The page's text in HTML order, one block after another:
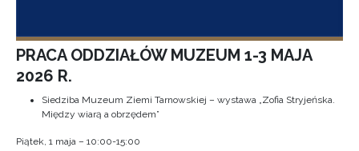
PRACA ODDZIAŁÓW MUZEUM 1-3 MAJA
2026 R.
Siedziba Muzeum Ziemi Tarnowskiej – wystawa „Zofia Stryjeńska.
Między wiarą a obrzędem”
Piątek, 1 maja – 10:00-15:00